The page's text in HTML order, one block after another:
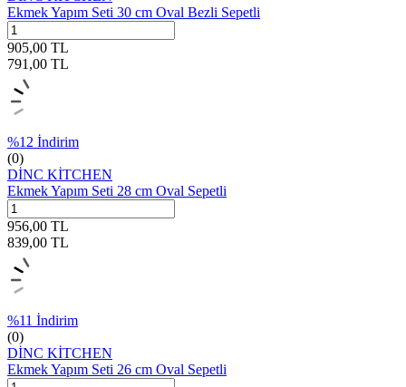
Ekmek Yapım Seti 30 cm Oval Bezli Sepetli
905,00 TL
791,00 TL
%12 İndirim
(0)
DİNC KİTCHEN
Ekmek Yapım Seti 28 cm Oval Sepetli
956,00 TL
839,00 TL
%11 İndirim
(0)
DİNC KİTCHEN
Ekmek Yapım Seti 26 cm Oval Sepetli